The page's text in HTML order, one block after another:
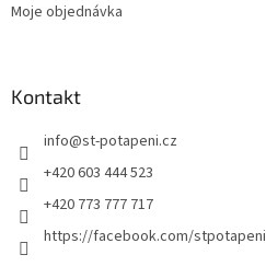
Moje objednávka
Kontakt
info@st-potapeni.cz
+420 603 444 523
+420 773 777 717
https://facebook.com/stpotapeni